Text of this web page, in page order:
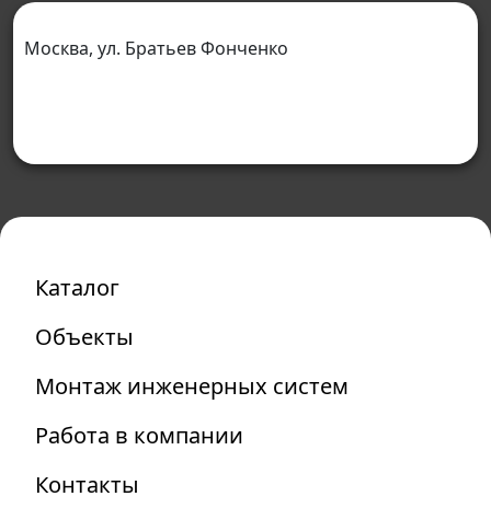
Москва, ул. Братьев Фонченко
Каталог
Объекты
Монтаж инженерных систем
Работа в компании
Контакты